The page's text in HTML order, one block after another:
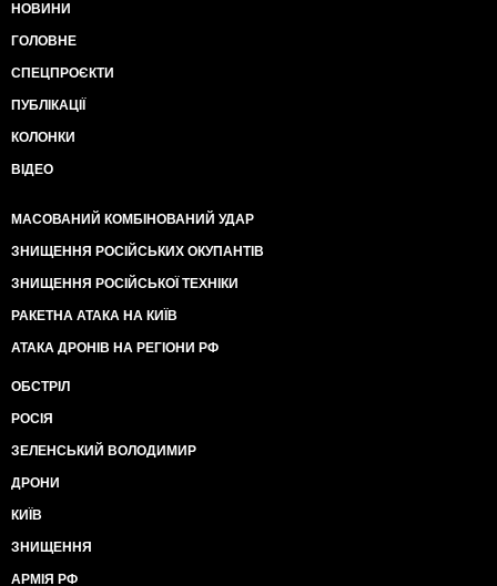
НОВИНИ
ГОЛОВНЕ
СПЕЦПРОЄКТИ
ПУБЛІКАЦІЇ
КОЛОНКИ
ВІДЕО
МАСОВАНИЙ КОМБІНОВАНИЙ УДАР
ЗНИЩЕННЯ РОСІЙСЬКИХ ОКУПАНТІВ
ЗНИЩЕННЯ РОСІЙСЬКОЇ ТЕХНІКИ
РАКЕТНА АТАКА НА КИЇВ
АТАКА ДРОНІВ НА РЕГІОНИ РФ
ОБСТРІЛ
РОСІЯ
ЗЕЛЕНСЬКИЙ ВОЛОДИМИР
ДРОНИ
КИЇВ
ЗНИЩЕННЯ
АРМІЯ РФ